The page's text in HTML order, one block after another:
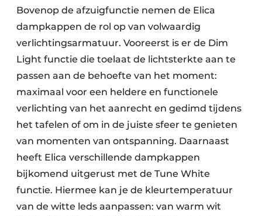
Bovenop de afzuigfunctie nemen de Elica
dampkappen de rol op van volwaardig
verlichtingsarmatuur. Vooreerst is er de Dim
Light functie die toelaat de lichtsterkte aan te
passen aan de behoefte van het moment:
maximaal voor een heldere en functionele
verlichting van het aanrecht en gedimd tijdens
het tafelen of om in de juiste sfeer te genieten
van momenten van ontspanning. Daarnaast
heeft Elica verschillende dampkappen
bijkomend uitgerust met de Tune White
functie. Hiermee kan je de kleurtemperatuur
van de witte leds aanpassen: van warm wit